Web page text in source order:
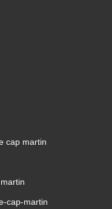
cap martin
cap-martin